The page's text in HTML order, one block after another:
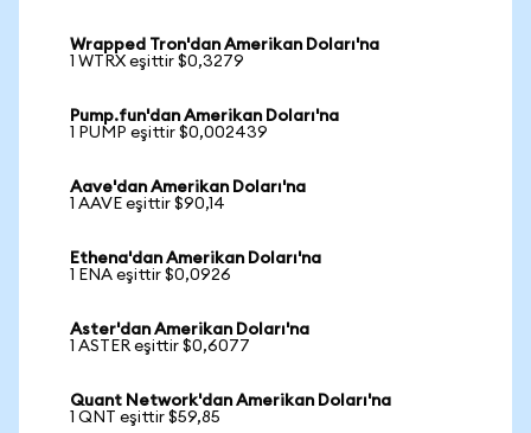
Wrapped Tron'dan Amerikan Doları'na
1 WTRX eşittir $0,3279
Pump.fun'dan Amerikan Doları'na
1 PUMP eşittir $0,002439
Aave'dan Amerikan Doları'na
1 AAVE eşittir $90,14
Ethena'dan Amerikan Doları'na
1 ENA eşittir $0,0926
Aster'dan Amerikan Doları'na
1 ASTER eşittir $0,6077
Quant Network'dan Amerikan Doları'na
1 QNT eşittir $59,85